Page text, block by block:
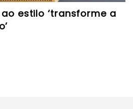
estilo ‘transforme a